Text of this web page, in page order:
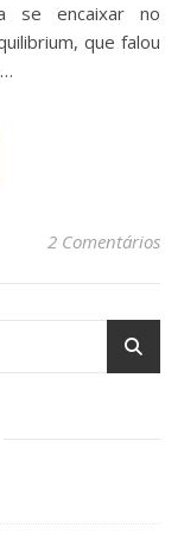
se encaixar no
que falou
2 Comentários